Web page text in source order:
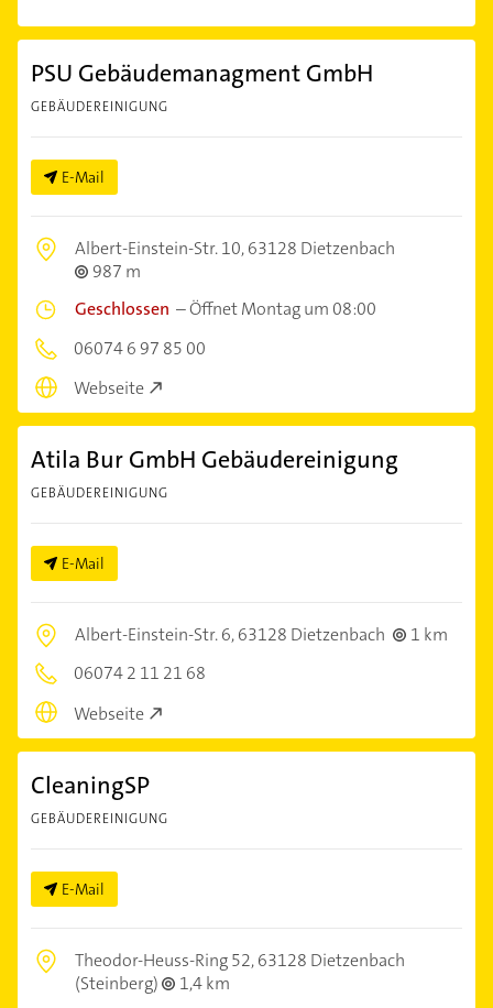
PSU Gebäudemanagment GmbH
GEBÄUDEREINIGUNG
E-Mail
Albert-Einstein-Str. 10,63128 Dietzenbach
987 m
Geschlossen –Öffnet Montag um 08:00
06074 6 97 85 00
Webseite
Atila Bur GmbH Gebäudereinigung
GEBÄUDEREINIGUNG
E-Mail
Albert-Einstein-Str. 6,63128 Dietzenbach
1 km
06074 2 11 21 68
Webseite
CleaningSP
GEBÄUDEREINIGUNG
E-Mail
Theodor-Heuss-Ring 52,63128 Dietzenbach
(Steinberg)
1,4 km